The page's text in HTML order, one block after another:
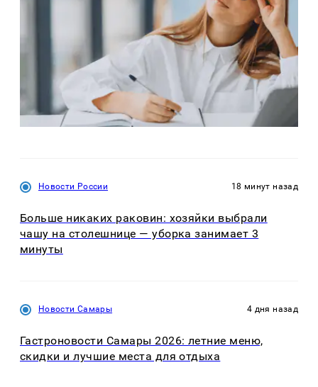
Новости России 18 минут назад
Больше никаких раковин: хозяйки выбрали
чашу на столешнице — уборка занимает 3
минуты
Новости Самары 4 дня назад
Гастроновости Самары 2026: летние меню,
скидки и лучшие места для отдыха